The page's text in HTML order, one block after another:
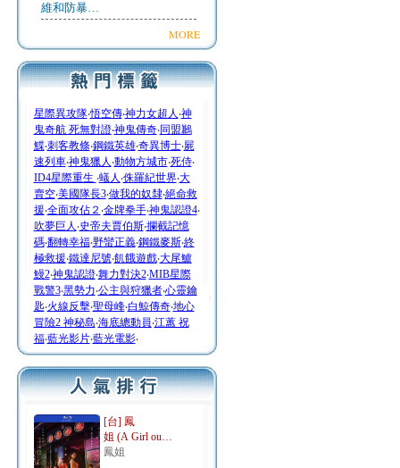
維和防暴…
MORE
星際異攻隊‧悟空傳‧神力女超人 ‧神
鬼奇航 死無對證‧神鬼傳奇‧同盟鶼
鰈‧刺客教條‧鋼鐵英雄‧奇異博士‧屍
速列車‧神鬼獵人 ‧動物方城市‧死侍‧
ID4星際重生 ‧蟻人 ‧侏羅紀世界‧大
賣空‧美國隊長3‧做我的奴隸‧絕命救
援‧全面攻佔２ ‧金牌拳手‧神鬼認證4‧
吹夢巨人 ‧史帝夫賈伯斯‧攔截記憶
碼‧翻轉幸福‧野蠻正義‧鋼鐵麥斯‧終
極救援‧鐵達尼號‧飢餓遊戲‧大尾鱸
鰻2‧神鬼認證‧舞力對決2‧MIB星際
戰警3‧黑勢力‧公主與狩獵者‧心靈鑰
匙‧火線反擊‧聖母峰‧白鯨傳奇‧地心
冒險2 神秘島‧海底總動員‧江蕙 祝
福‧藍光影片‧藍光電影‧
[台] 鳳
姐 (A Girl ou…
鳳姐